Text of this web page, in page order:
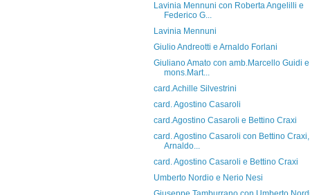
Lavinia Mennuni con Roberta Angelilli e
Federico G...
Lavinia Mennuni
Giulio Andreotti e Arnaldo Forlani
Giuliano Amato con amb.Marcello Guidi e
mons.Mart...
card.Achille Silvestrini
card. Agostino Casaroli
card.Agostino Casaroli e Bettino Craxi
card. Agostino Casaroli con Bettino Craxi,
Arnaldo...
card. Agostino Casaroli e Bettino Craxi
Umberto Nordio e Nerio Nesi